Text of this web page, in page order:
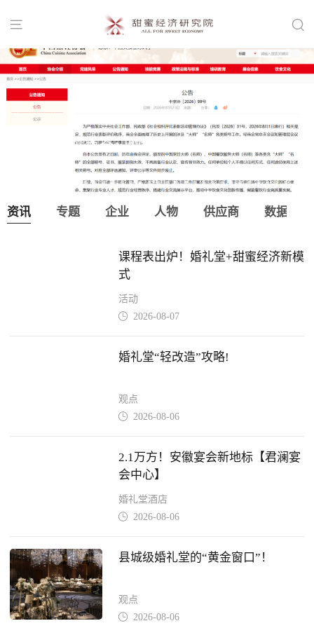
 
中国烹饪协会：取消“大师”“名师”等称
资讯 专题 企业 人物 供应商 数据
课程表出炉！婚礼堂+甜蜜经济新模
式
活动
 2026-08-07
婚礼堂“轻改造”攻略!
观点
 2026-08-06
2.1万方！安徽宴会新地标【君澜宴
会中心】
婚礼堂酒店
 2026-08-06
县城级婚礼堂的“黄金窗口”！
观点
 2026-08-06